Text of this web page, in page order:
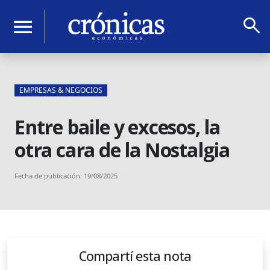
menu search
EMPRESAS & NEGOCIOS
Entre baile y excesos, la
otra cara de la Nostalgia
Fecha de publicación: 19/08/2025
Compartí esta nota